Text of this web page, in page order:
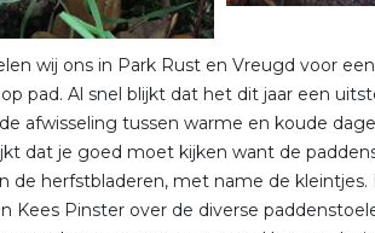
wij ons in Park Rust en Vreugd voor
pad. Al snel blijkt dat het dit jaar een
afwisseling tussen warme en koude
dat je goed moet kijken want de
herfstbladeren, met name de kleintjes.
Kees Pinster over de diverse